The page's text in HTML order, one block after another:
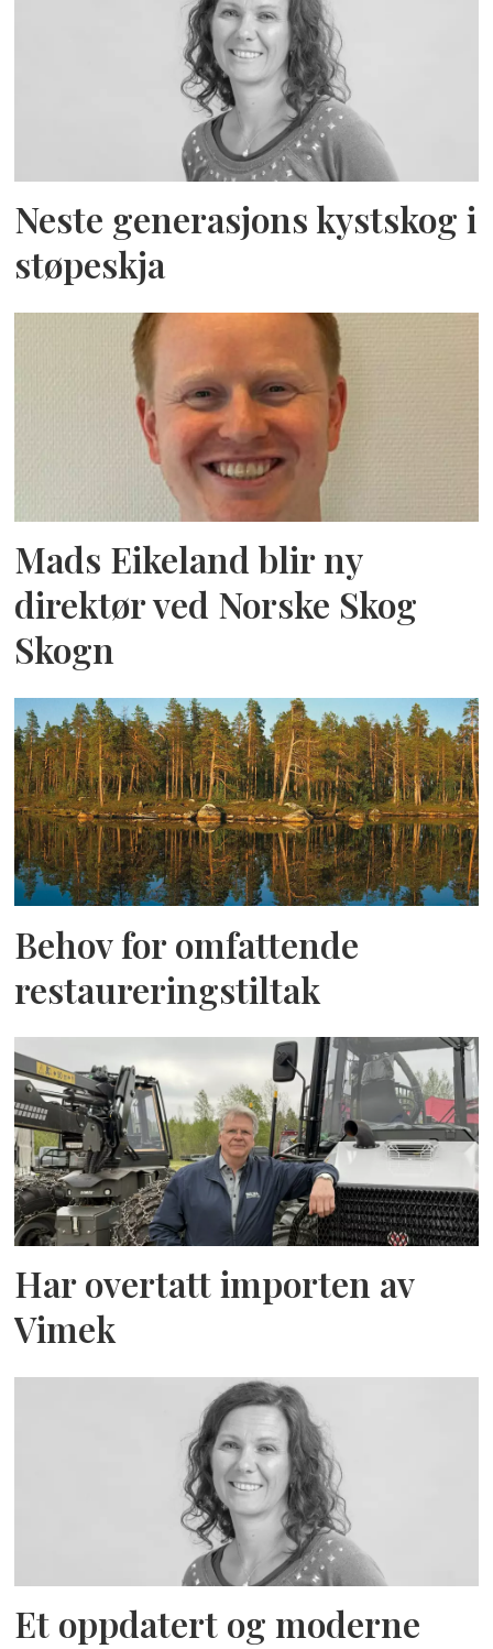
Neste generasjons kystskog i
støpeskja
Mads Eikeland blir ny
direktør ved Norske Skog
Skogn
Behov for omfattende
restaureringstiltak
Har overtatt importen av
Vimek
Et oppdatert og moderne